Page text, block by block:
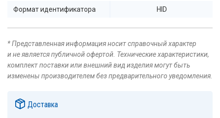
Формат идентификатора HID
* Представленная информация носит справочный характер
и не является публичной офертой. Технические характеристики,
комплект поставки или внешний вид изделия могут быть
изменены производителем без предварительного уведомления.
Доставка